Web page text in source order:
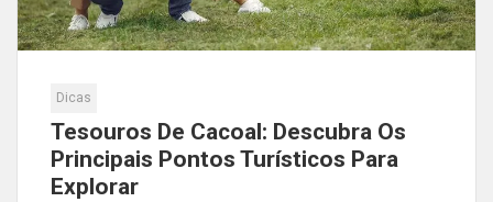
Dicas
Tesouros De Cacoal: Descubra Os
Principais Pontos Turísticos Para
Explorar